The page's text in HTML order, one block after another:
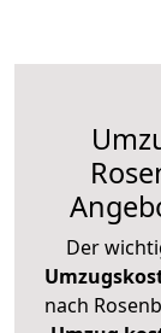
Der
nach